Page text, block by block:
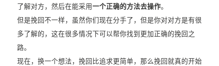
了解对方，然后在能采用 一个正确的方法去操作。
但是挽回不一样，虽然你们现在分手了，但是你对对方是有很
多了解的，这在很多情况下可以帮你找到更加正确的挽回之
路。
现在，换一个想法，挽回比追求更简单，那么挽回就真的开始